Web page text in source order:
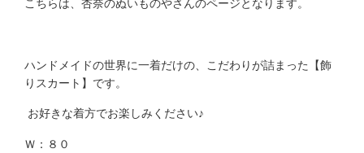
こちらは、杏奈のぬいものやさんのページとなります。
ハンドメイドの世界に一着だけの、こだわりが詰まった【飾
りスカート】です。
お好きな着方でお楽しみください♪
Ｗ：８０